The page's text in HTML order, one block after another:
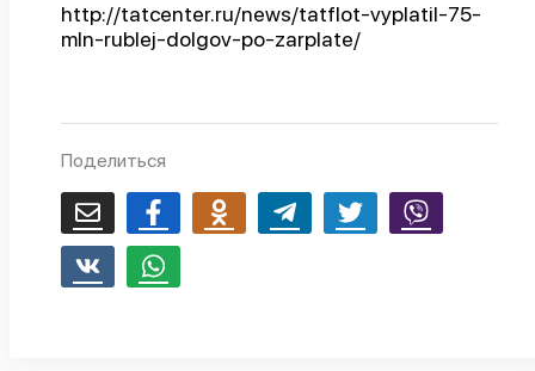
http://tatcenter.ru/news/tatflot-vyplatil-75-
mln-rublej-dolgov-po-zarplate/
Поделиться